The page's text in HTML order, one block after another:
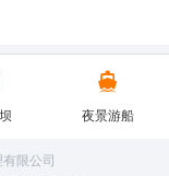
夜景游船
限公司